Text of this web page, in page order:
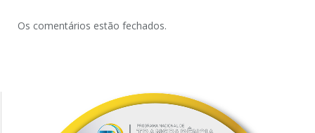
Os comentários estão fechados.